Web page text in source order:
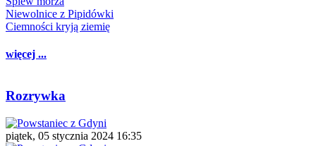
Niewolnice z Pipidówki
Ciemności kryją ziemię
więcej ...
Rozrywka
piątek, 05 stycznia 2024 16:35